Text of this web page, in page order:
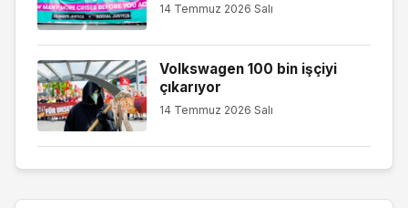
14 Temmuz 2026 Salı
Volkswagen 100 bin işçiyi
çıkarıyor
14 Temmuz 2026 Salı